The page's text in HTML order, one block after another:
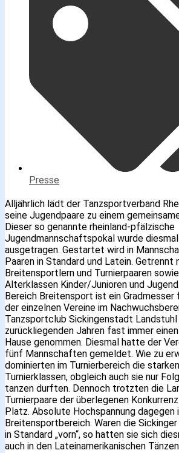
Presse
Alljährlich lädt der Tanzsportverband
seine Jugendpaare zu einem
Dieser so genannte rheinland-pfälzische
Jugendmannschaftspokal wurde
ausgetragen. Gestartet wird in
Paaren in Standard und Latein. Getrennt
Breitensportlern und Turnierpaaren
Alterklassen Kinder/Junioren und
Bereich Breitensport ist ein
der einzelnen Vereine im
Tanzsportclub Sickingenstadt Landstuhl
zurückliegenden Jahren fast immer
Hause genommen. Diesmal hatte der
fünf Mannschaften gemeldet. Wie zu
dominierten im Turnierbereich die
Turnierklassen, obgleich auch sie nur
tanzen durften. Dennoch trotzten die
Turnierpaare der überlegenen
Platz. Absolute Hochspannung dagegen
Breitensportbereich. Waren die
in Standard „vorn“, so hatten sie sich
auch in den Lateinamerikanischen